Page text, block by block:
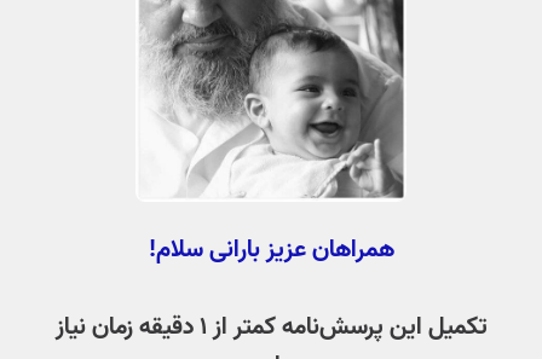
همراهان عزیز بارانی سلام!
تکمیل این پرسش‌نامه کمتر از ۱ دقیقه زمان نیاز